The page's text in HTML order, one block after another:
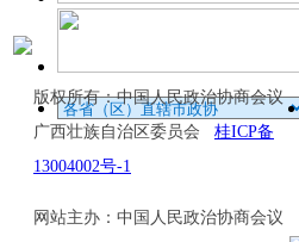
版权所有：中国人民政治协商会议
广西壮族自治区委员会 桂ICP备
13004002号-1
网站主办：中国人民政治协商会议